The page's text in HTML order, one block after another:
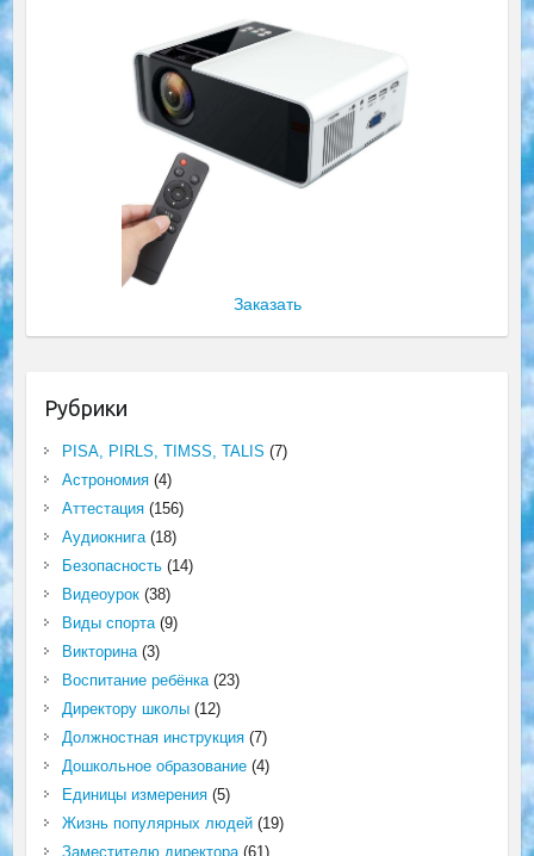
Заказать
Рубрики
PISA, PIRLS, TIMSS, TALIS (7)
Астрономия(4)
Аттестация(156)
Аудиокнига(18)
Безопасность(14)
Видеоурок(38)
Виды спорта(9)
Викторина(3)
Воспитание ребёнка(23)
Директору школы(12)
Должностная инструкция(7)
Дошкольное образование(4)
Единицы измерения(5)
Жизнь популярных людей(19)
Заместителю директора(61)